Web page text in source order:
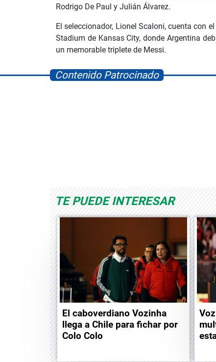
Rodrigo De Paul y Julián Álvarez.
El seleccionador, Lionel Scaloni, cuenta con
Stadium de Kansas City, donde Argentina
un memorable triplete de Messi.
Contenido Patrocinado
TE PUEDE INTERESAR
El caboverdiano Vozinha
llega a Chile para fichar por
Colo Colo